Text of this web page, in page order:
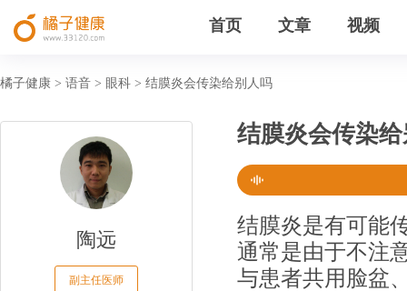
首页 文章 视频
橘子健康 > 语音 > 眼科 > 结膜炎会传染给别人吗
陶远
副主任医师
结膜炎会传染
结膜炎是有可能
通常是由于不注
与患者共用脸盆